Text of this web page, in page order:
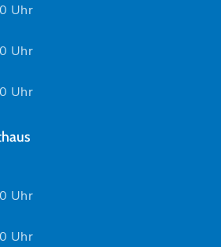
Uhr
Uhr
Uhr
Uhr
Uhr